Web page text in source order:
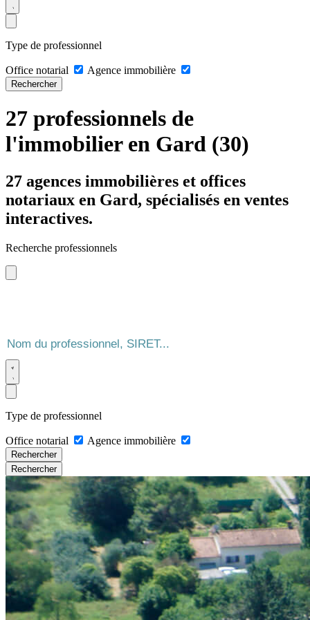
Type de professionnel
Office notarial Agence immobilière
Rechercher
27 professionnels de
l'immobilier en Gard (30)
27 agences immobilières et offices
notariaux en Gard, spécialisés en ventes
interactives.
Recherche professionnels
Type de professionnel
Office notarial Agence immobilière
Rechercher
Rechercher